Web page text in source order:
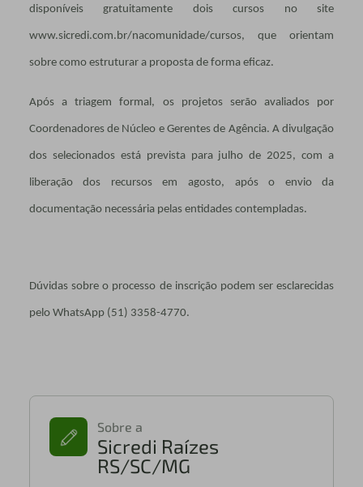
disponíveis gratuitamente dois cursos no site
www.sicredi.com.br/nacomunidade/cursos, que orientam
sobre como estruturar a proposta de forma eficaz.
Após a triagem formal, os projetos serão avaliados por
Coordenadores de Núcleo e Gerentes de Agência. A divulgação
dos selecionados está prevista para julho de 2025, com a
liberação dos recursos em agosto, após o envio da
documentação necessária pelas entidades contempladas.
Dúvidas sobre o processo de inscrição podem ser esclarecidas
pelo WhatsApp (51) 3358-4770.
Sobre a
Sicredi Raízes
RS/SC/MG